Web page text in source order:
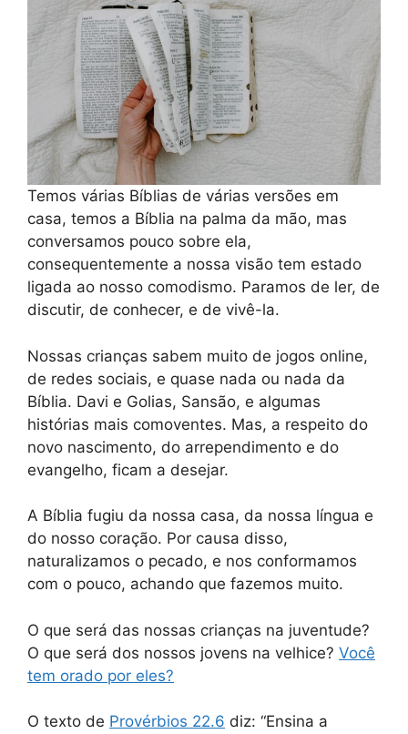
Temos várias Bíblias de várias versões em
casa, temos a Bíblia na palma da mão, mas
conversamos pouco sobre ela,
consequentemente a nossa visão tem estado
ligada ao nosso comodismo. Paramos de ler, de
discutir, de conhecer, e de vivê-la.
Nossas crianças sabem muito de jogos online,
de redes sociais, e quase nada ou nada da
Bíblia. Davi e Golias, Sansão, e algumas
histórias mais comoventes. Mas, a respeito do
novo nascimento, do arrependimento e do
evangelho, ficam a desejar.
A Bíblia fugiu da nossa casa, da nossa língua e
do nosso coração. Por causa disso,
naturalizamos o pecado, e nos conformamos
com o pouco, achando que fazemos muito.
O que será das nossas crianças na juventude?
O que será dos nossos jovens na velhice? Você
tem orado por eles?
O texto de Provérbios 22.6 diz: “Ensina a